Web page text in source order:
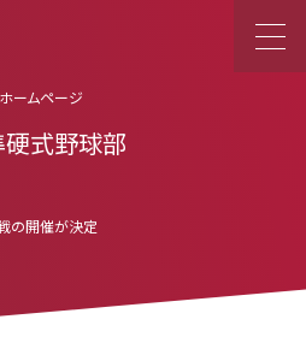
ームページ
式野球部
の開催が決定